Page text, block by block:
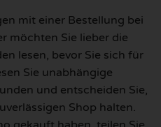
mit einer Bestellung bei
möchten Sie lieber die
lesen, bevor Sie sich für
Sie unabhängige
und entscheiden Sie,
Shop halten.